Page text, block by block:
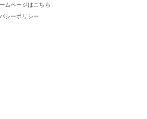
ムページはこちら
シーポリシー